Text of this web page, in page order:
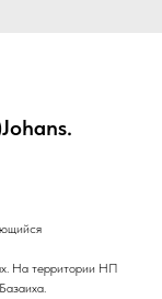
На территории НП